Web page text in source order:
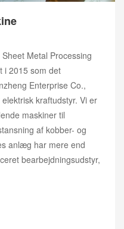
Metal Processing
i 2015 som det
Enterprise Co.,
kraftudstyr. Vi er
maskiner til
af kobber- og
anlæg har mere end
bearbejdningsudstyr,